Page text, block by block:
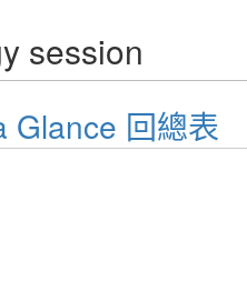
session
Glance 回總表